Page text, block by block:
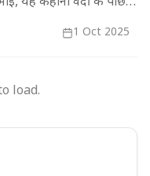
1 Oct 2025
load.